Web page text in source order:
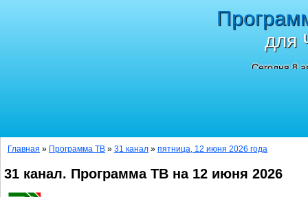
для
Сегодня 8
Главная » Программа ТВ » 31 канал » пятница, 12 июня 2026 года
31 канал. Программа ТВ на 12 июня 2026